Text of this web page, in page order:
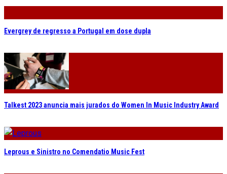
Evergrey de regresso a Portugal em dose dupla
Talkest 2023 anuncia mais jurados do Women In Music Industry Award
Leprous e Sinistro no Comendatio Music Fest